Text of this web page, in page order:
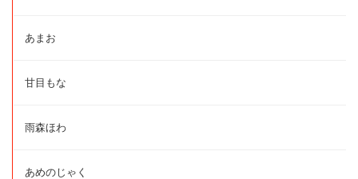
あまお
甘目もな
雨森ほわ
あめのじゃく